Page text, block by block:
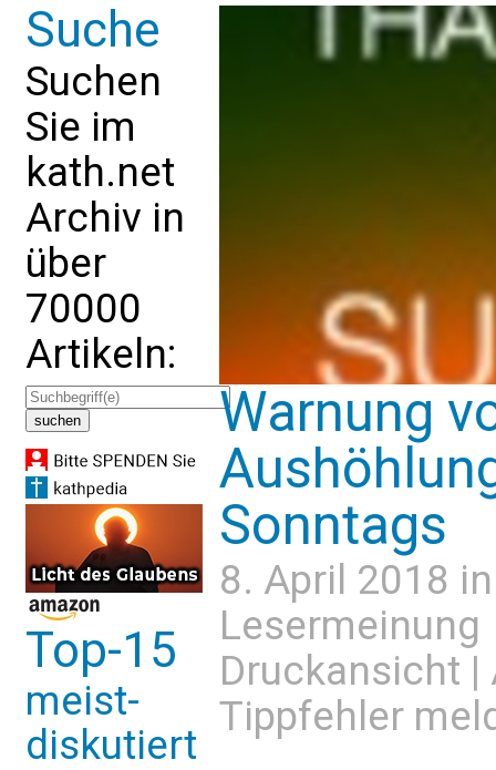
Suche
Suchen
Sie im
kath.net
Archiv in
über
70000
Artikeln:
Top-15
meist-
diskutiert
Warnung
Sonntags
8. April 2018
Lesermeinung
Druckansicht |
Tippfehler